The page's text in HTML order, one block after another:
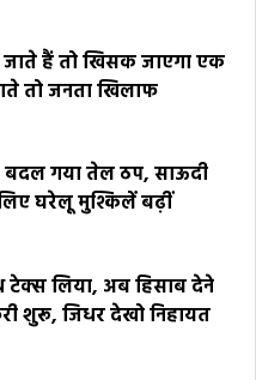
हैं तो खिसक जाएगा एक
तो जनता खिलाफ
गया तेल ठप, साऊदी
घरेलू मुश्किलें बढ़ीं
लिया, अब हिसाब देने
शुरू, जिधर देखो निहायत